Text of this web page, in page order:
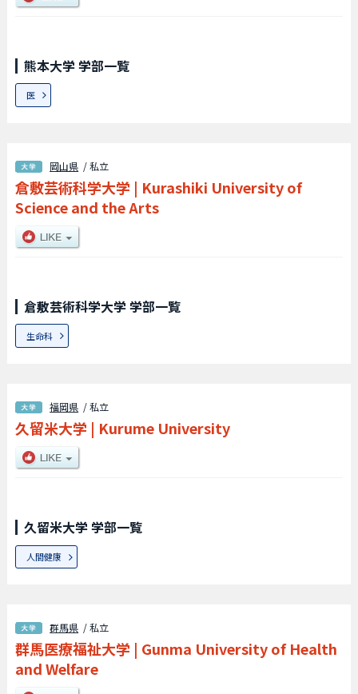
熊本大学 学部一覧
医
岡山県 / 私立
倉敷芸術科学大学 | Kurashiki University of
Science and the Arts
倉敷芸術科学大学 学部一覧
生命科
福岡県 / 私立
久留米大学 | Kurume University
久留米大学 学部一覧
人間健康
群馬県 / 私立
群馬医療福祉大学 | Gunma University of Health
and Welfare